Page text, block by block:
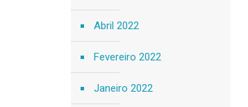
Abril 2022
Fevereiro 2022
Janeiro 2022